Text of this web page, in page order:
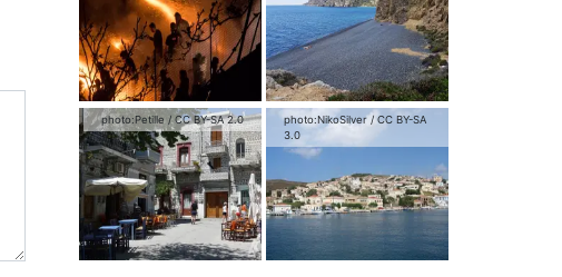
photo:Petille /CC BY-SA 2.0 photo:NikoSilver / CC BY-SA
3.0